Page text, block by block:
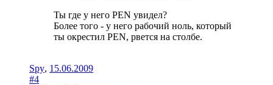
Ты где у него PEN увидел?
Более того - у него рабочий ноль, который
ты окрестил PEN, рвется на столбе.
Spy, 15.06.2009
#4